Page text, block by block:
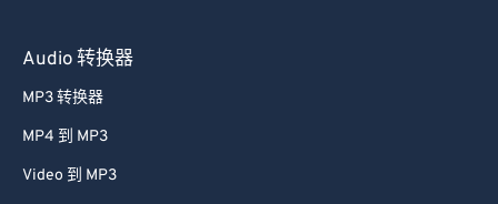
Audio 转换器
MP3 转换器
MP4 到 MP3
Video 到 MP3